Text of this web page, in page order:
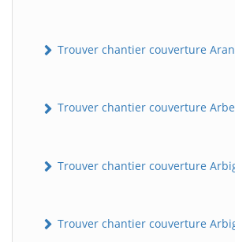
Trouver chantier couverture
Trouver chantier couverture
Trouver chantier couverture
Trouver chantier couverture